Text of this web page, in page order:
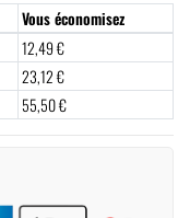
Vous économisez
12,49 €
23,12 €
55,50 €